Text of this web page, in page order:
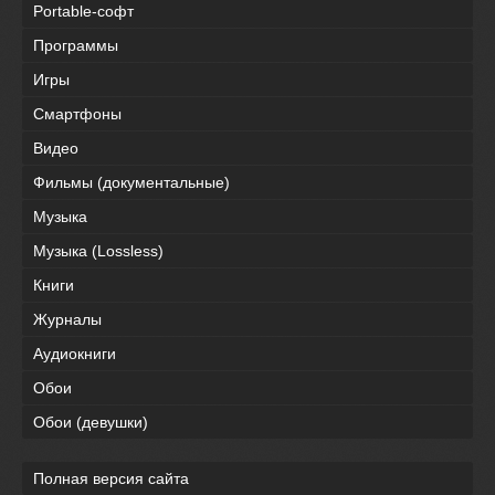
Portable-софт
Программы
Игры
Смартфоны
Видео
Фильмы (документальные)
Музыка
Музыка (Lossless)
Книги
Журналы
Аудиокниги
Обои
Обои (девушки)
Полная версия сайта